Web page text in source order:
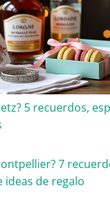
5 recuerdos,
7
ideas de regalo